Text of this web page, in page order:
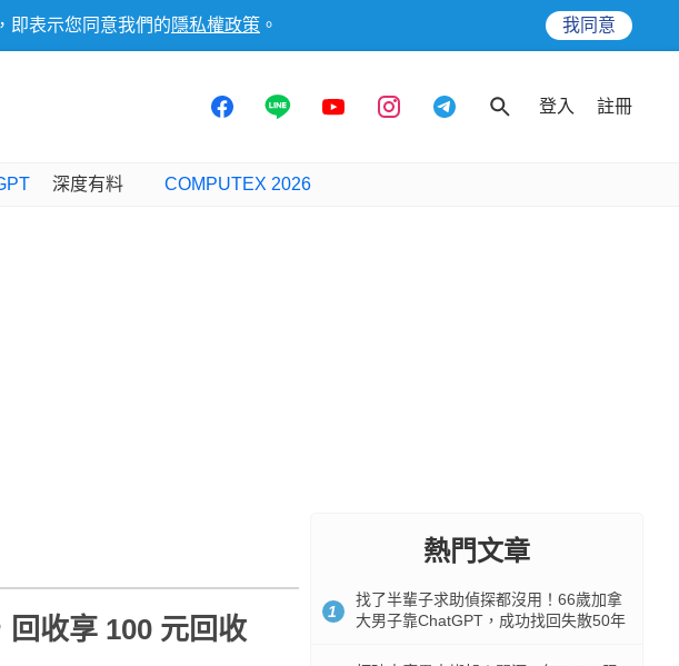
即表示您同意我們的 隱私權政策 。 我同意
登入 註冊
深度有料 COMPUTEX 2026
收享 100 元回收
熱門文章
1
找了半輩子求助偵探都沒用！66歲加拿
大男子靠ChatGPT，成功找回失散50年